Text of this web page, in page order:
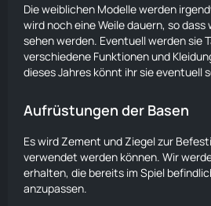
Die weiblichen Modelle werden
wird noch eine Weile dauern, so
sehen werden. Eventuell werden sie
verschiedene Funktionen und
dieses Jahres könnt ihr sie eventuell
Aufrüstungen der Basen
Es wird Zement und Ziegel zur
verwendet werden können. Wir
erhalten, die bereits im Spiel
anzupassen.